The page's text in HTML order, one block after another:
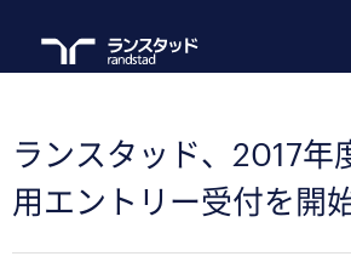
ランスタッド、2017年
用エントリー受付を開